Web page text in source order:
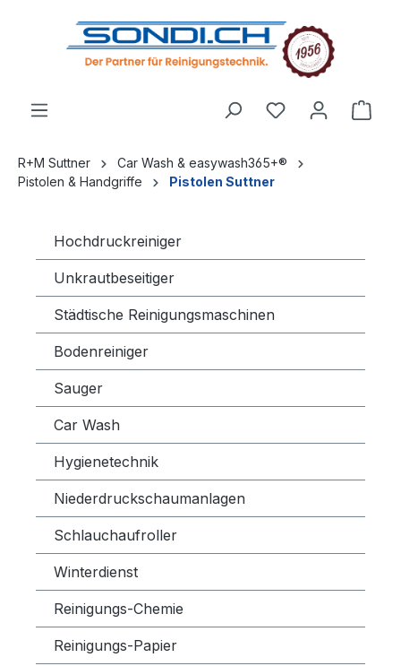
springen
R+M Suttner
Car Wash & easywash365+®
Pistolen & Handgriffe
Pistolen Suttner
Hochdruckreiniger
Unkrautbeseitiger
Städtische Reinigungsmaschinen
Bodenreiniger
Sauger
Car Wash
Hygienetechnik
Niederdruckschaumanlagen
Schlauchaufroller
Winterdienst
Reinigungs-Chemie
Reinigungs-Papier